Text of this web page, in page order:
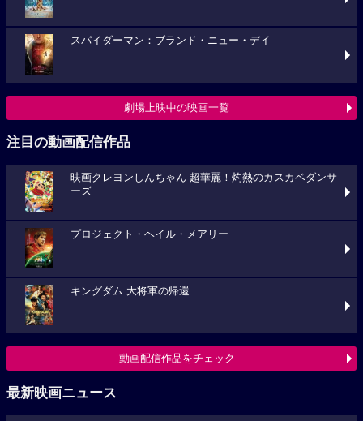
スパイダーマン：ブランド・ニュー・デイ
劇場上映中の映画一覧
注目の動画配信作品
映画クレヨンしんちゃん 超華麗！灼熱のカスカベダンサ
ーズ
プロジェクト・ヘイル・メアリー
キングダム 大将軍の帰還
動画配信作品をチェック
最新映画ニュース